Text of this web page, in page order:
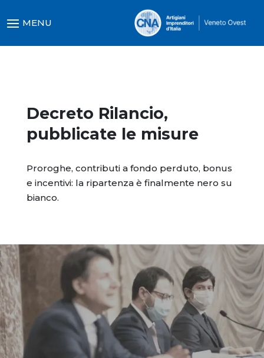
Decreto Rilancio,
pubblicate le misure
Proroghe, contributi a fondo perduto, bonus
e incentivi: la ripartenza è finalmente nero su
bianco.